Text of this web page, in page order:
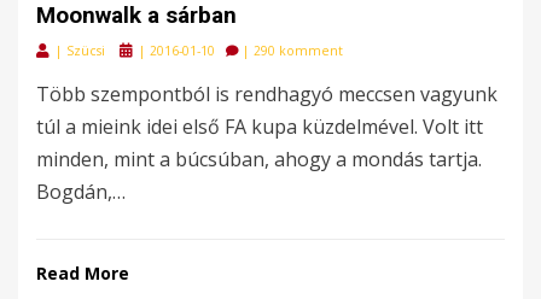
Moonwalk a sárban
| Szücsi
Posted
| 2016-01-10 | 290 komment
Több szempontból is rendhagyó meccsen vagyunk
túl a mieink idei első FA kupa küzdelmével. Volt itt
minden, mint a búcsúban, ahogy a mondás tartja.
Bogdán,…
Read More